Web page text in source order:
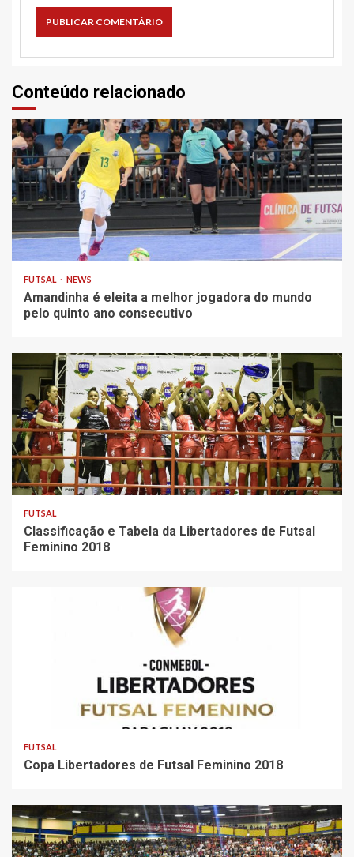
Conteúdo relacionado
FUTSAL NEWS
Amandinha é eleita a melhor jogadora do mundo
pelo quinto ano consecutivo
FUTSAL
Classificação e Tabela da Libertadores de Futsal
Feminino 2018
FUTSAL
Copa Libertadores de Futsal Feminino 2018